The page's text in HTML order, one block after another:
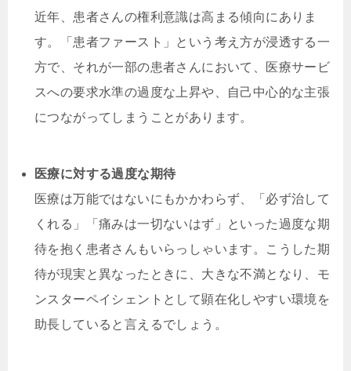
近年、患者さんの権利意識は高まる傾向にありま
す。「患者ファースト」という考え方が浸透する一
方で、それが一部の患者さんにおいて、医療サービ
スへの要求水準の過度な上昇や、自己中心的な主張
につながってしまうことがあります。
医療に対する過度な期待
医療は万能ではないにもかかわらず、「必ず治して
くれる」「痛みは一切ないはず」といった過度な期
待を抱く患者さんもいらっしゃいます。こうした期
待が現実と異なったときに、大きな不満となり、モ
ンスターペイシェントとして顕在化しやすい環境を
助長していると言えるでしょう。